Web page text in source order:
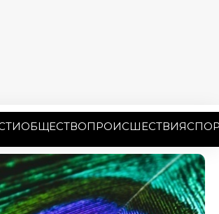
ОБЩЕСТВОПРОИСШЕСТВИЯ